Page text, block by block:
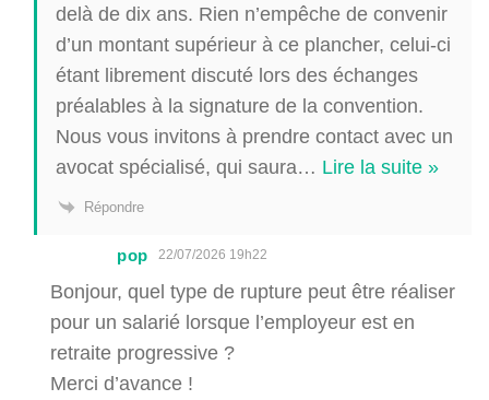
delà de dix ans. Rien n’empêche de convenir
d’un montant supérieur à ce plancher, celui-ci
étant librement discuté lors des échanges
préalables à la signature de la convention.
Nous vous invitons à prendre contact avec un
avocat spécialisé, qui saura… Lire la suite »
Répondre
pop 22/07/2026 19h22
Bonjour, quel type de rupture peut être réaliser
pour un salarié lorsque l’employeur est en
retraite progressive ?
Merci d’avance !